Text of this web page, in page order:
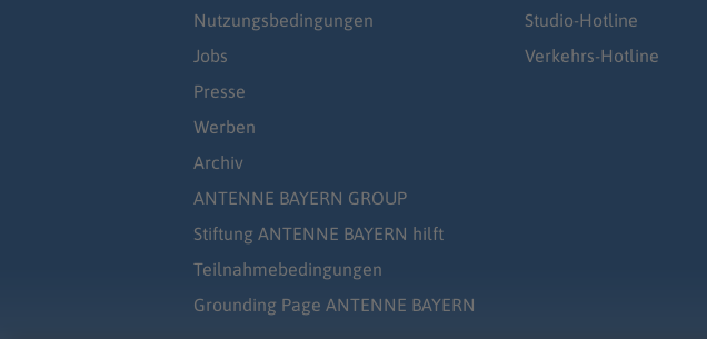
Nutzungsbedingungen
Jobs
Presse
Werben
Archiv
ANTENNE BAYERN GROUP
Stiftung ANTENNE BAYERN hilft
Teilnahmebedingungen
Grounding Page ANTENNE BAYERN
Studio-Hotline
Verkehrs-Hotline